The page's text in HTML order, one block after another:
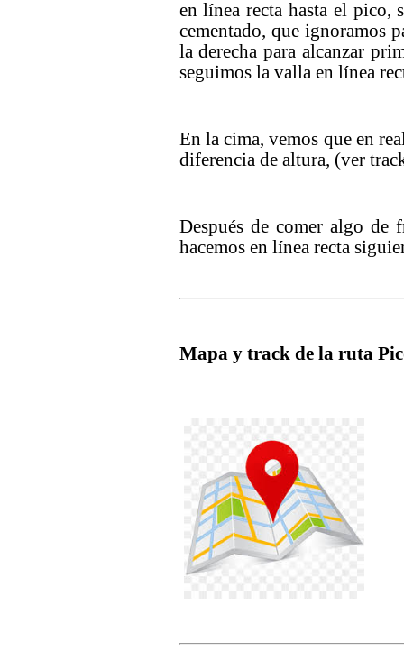
en línea recta hasta el pico,
cementado, que ignoramos
la derecha para alcanzar
seguimos la valla en línea
En la cima, vemos que en
diferencia de altura, (ver
Después de comer algo de
hacemos en línea recta
Mapa y track de la ruta